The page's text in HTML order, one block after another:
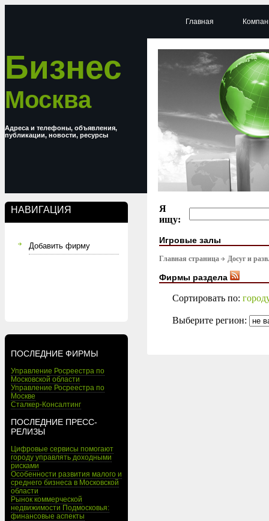
Бизнес
Москва
Адреса и телефоны, объявления,
публикации, новости, ресурсы
НАВИГАЦИЯ
Добавить фирму
ПОСЛЕДНИЕ ФИРМЫ
Управление Росреестра по
Московской области
Управление Росреестра по
Москве
Сталкер-Консалтинг
ПОСЛЕДНИЕ ПРЕСС-
РЕЛИЗЫ
Цифровые сервисы помогают
городу управлять доходными
рисками
Особенности развития малого и
среднего бизнеса в Московской
области
Рынок коммерческой
недвижимости Подмосковья:
финансовые аспекты
Главная
Я
ищу:
Игровые залы
Главная страница Досуг и
Фирмы раздела
Сортировать по:
Выберите регион: